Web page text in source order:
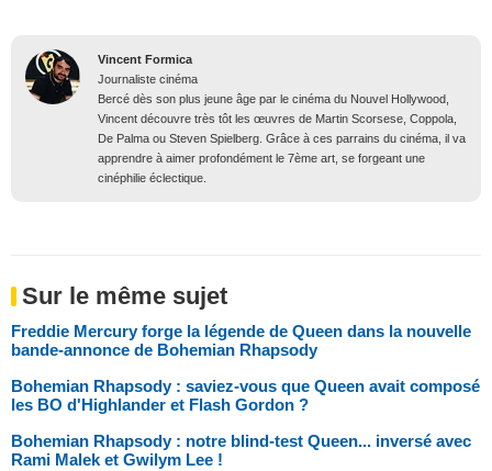
Vincent Formica
Journaliste cinéma
Bercé dès son plus jeune âge par le cinéma du Nouvel Hollywood,
Vincent découvre très tôt les œuvres de Martin Scorsese, Coppola,
De Palma ou Steven Spielberg. Grâce à ces parrains du cinéma, il va
apprendre à aimer profondément le 7ème art, se forgeant une
cinéphilie éclectique.
Sur le même sujet
Freddie Mercury forge la légende de Queen dans la nouvelle
bande-annonce de Bohemian Rhapsody
Bohemian Rhapsody : saviez-vous que Queen avait composé
les BO d'Highlander et Flash Gordon ?
Bohemian Rhapsody : notre blind-test Queen... inversé avec
Rami Malek et Gwilym Lee !